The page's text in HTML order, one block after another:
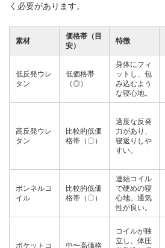
く必要があります。
素材
価格帯（目
安）
特徴
低反発ウレ
タン
低価格帯
（◎）
身体にフィ
ットし、包
み込むよう
な寝心地。
高反発ウレ
タン
比較的低価
格帯（〇）
適度な反発
力があり、
寝返りしや
すい。
ボンネルコ
イル
比較的低価
格帯（〇）
連結コイル
で硬めの寝
心地。通気
性が良い。
ポケットコ
中〜高価格
コイルが独
立し、体圧